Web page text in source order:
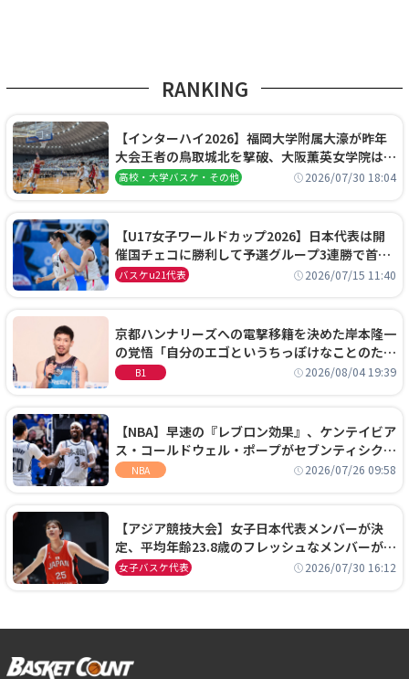
RANKING
【インターハイ2026】福岡大学附属大濠が昨年
大会王者の鳥取城北を撃破、大阪薫英女学院は岐
阜女子に完勝、大会3日目試合結果
高校・大学バスケ・その他 2026/07/30 18:04
【U17女子ワールドカップ2026】日本代表は開
催国チェコに勝利して予選グループ3連勝で首位
通過！準々決勝の相手はエジプトに決定
バスケu21代表 2026/07/15 11:40
京都ハンナリーズへの電撃移籍を決めた岸本隆一
の覚悟「自分のエゴというちっぽけなことのため
に、京都に来たわけではない」
B1 2026/08/04 19:39
【NBA】早速の『レブロン効果』、ケンテイビア
ス・コールドウェル・ポープがセブンティシクサ
ーズに1年契約で加入
NBA 2026/07/26 09:58
【アジア競技大会】女子日本代表メンバーが決
定、平均年齢23.8歳のフレッシュなメンバーが日
本開催の大舞台で頂点を狙う
女子バスケ代表 2026/07/30 16:12